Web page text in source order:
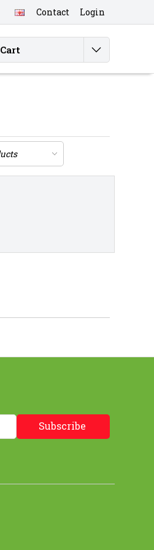
Contact Login
Cart
Subscribe